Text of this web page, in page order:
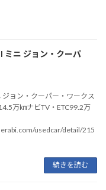
ニ ジョン・クーパ
ジョン・クーパー・ワークス
万㎞ナビTV・ETC99.2万
usedcar/detail/215
続きを読む